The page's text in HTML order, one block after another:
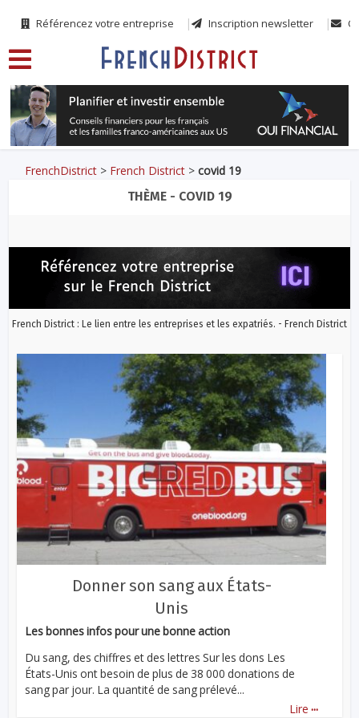
Référencez votre entreprise Inscription newsletter
FrenchDistrict > French District >covid 19
THÈME - COVID 19
French District : Le lien entre les entreprises et les expatriés. - French District
Donner son sang aux États-
Unis
Les bonnes infos pour une bonne action
Du sang, des chiffres et des lettres Sur les dons Les
États-Unis ont besoin de plus de 38 000 donations de
sang par jour. La quantité de sang prélevé...
Lire ...